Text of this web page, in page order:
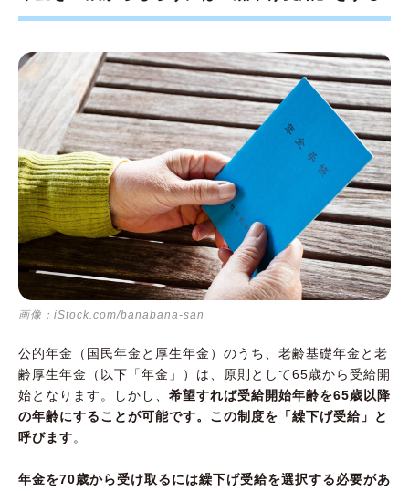
【手続き方法②】繰下げ受給をやめて年金受
【注意】「繰下げ見込み額のお知らせ」を確
認する
65歳までさかのぼって一括受給することもで
きる
70歳で年金をもらいたい場合は、将来のライ
フプランを立ててから検討しよう
画像：iStock.com/banabana-san
公的年金（国民年金と厚生年金）のうち、老齢基礎年金と老
齢厚生年金（以下「年金」）は、原則として65歳から受給開
始となります。しかし、 希望すれば受給開始年齢を65歳以降
の年齢にすることが可能です。この制度を「繰下げ受給」と
呼びます。
年金を70歳から受け取るには繰下げ受給を選択する必要があ